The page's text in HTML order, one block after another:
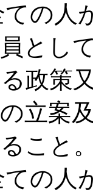
の人
とし
政策
立案
こと。
の人